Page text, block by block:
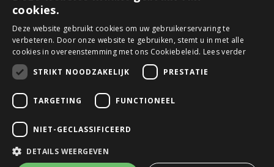
Tuincentrum Bloemist Kamerplanten Kunstbloemen
Buitenplanten
Tuinmeubelen
© GroenRijk Den Bosch
Tuincentrum Overzicht
Algemene voorwaarden
cookies.
Deze website gebruikt cookies om uw gebruikerservaring te
verbeteren. Door onze website te gebruiken, stemt u in met alle
cookies in overeenstemming met ons Cookiebeleid. Lees verder
STRIKT NOODZAKELIJK
PRESTATIE
TARGETING FUNCTIONEEL
NIET-GECLASSIFICEERD
DETAILS WEERGEVEN